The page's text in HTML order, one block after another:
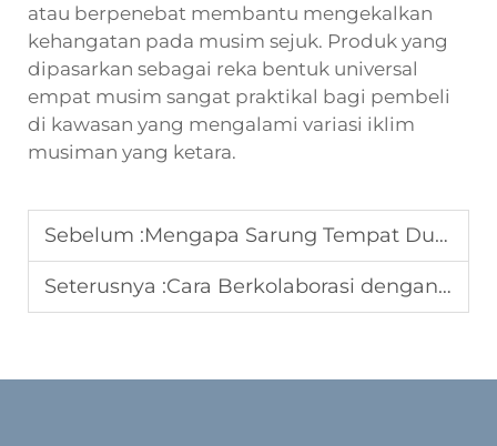
atau berpenebat membantu mengekalkan
kehangatan pada musim sejuk. Produk yang
dipasarkan sebagai reka bentuk universal
empat musim sangat praktikal bagi pembeli
di kawasan yang mengalami variasi iklim
musiman yang ketara.
Sebelum :Mengapa Sarung Tempat Duduk untuk Kenderaan Diminta di Pasaran Eksport
Seterusnya :Cara Berkolaborasi dengan Pengilang Sarung Tempat Duduk untuk Pesanan Pukal